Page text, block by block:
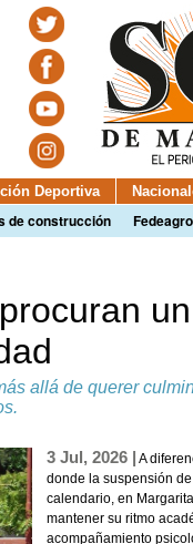
Deportiva
de construcción Fedeagro
allá de querer
3 Jul, 2026 | A
donde la suspensión
calendario, en
mantener su ritmo
acompañamiento